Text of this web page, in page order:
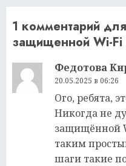
1 комментарий
защищенной Wi-Fi
Федотова
20.05.2025 в 06:26
Ого, ребята,
Никогда не
защищённой
таким
шаги такие